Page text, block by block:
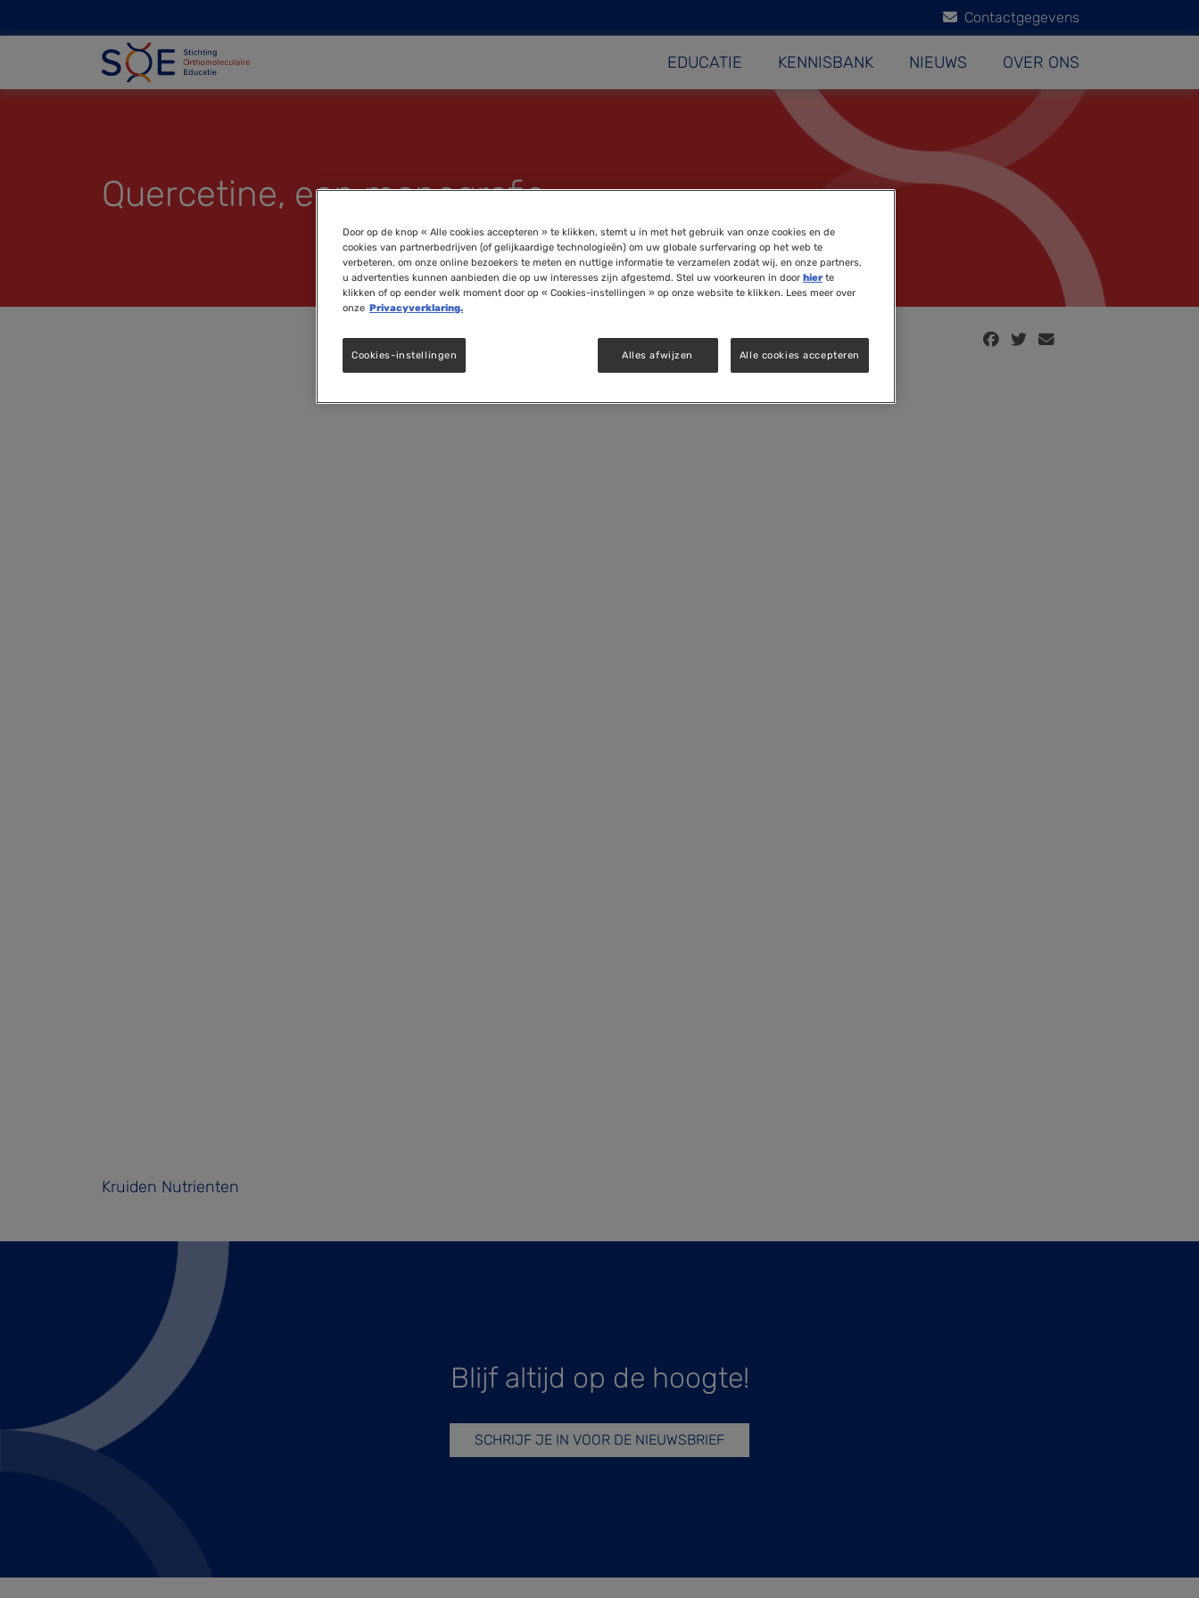
Contactgegevens
EDUCATIE KENNISBANK NIEUWS OVER ONS
Quercetine, een monografie
Kruiden Nutrienten
Blijf altijd op de hoogte!
SCHRIJF JE IN VOOR DE NIEUWSBRIEF
Door op de knop « Alle cookies accepteren » te klikken, stemt u in met het gebruik van onze cookies en de
cookies van partnerbedrijven (of gelijkaardige technologieën) om uw globale surfervaring op het web te
verbeteren, om onze online bezoekers te meten en nuttige informatie te verzamelen zodat wij, en onze partners,
u advertenties kunnen aanbieden die op uw interesses zijn afgestemd. Stel uw voorkeuren in door hierte
klikken of op eender welk moment door op « Cookies-instellingen » op onze website te klikken. Lees meer over
onze Privacyverklaring.
Alles afwijzen Alle cookies accepteren
Cookies-instellingen